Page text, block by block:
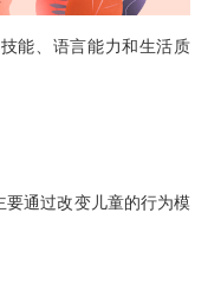
能、语言能力和生活质
要通过改变儿童的行为模